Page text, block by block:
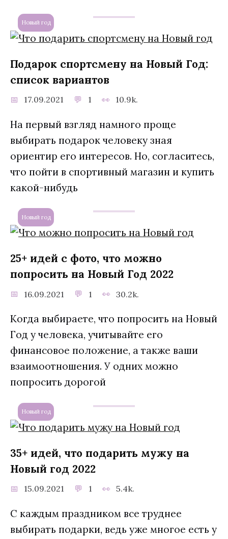
Новый год
Подарок спортсмену на Новый Год:
cписок вариантов
17.09.2021 1 10.9k.
На первый взгляд намного проще
выбирать подарок человеку зная
ориентир его интересов. Но, согласитесь,
что пойти в спортивный магазин и купить
какой-нибудь
Новый год
25+ идей с фото, что можно
попросить на Новый Год 2022
16.09.2021 1 30.2k.
Когда выбираете, что попросить на Новый
Год у человека, учитывайте его
финансовое положение, а также ваши
взаимоотношения. У одних можно
попросить дорогой
Новый год
35+ идей, что подарить мужу на
Новый год 2022
15.09.2021 1 5.4k.
С каждым праздником все труднее
выбирать подарки, ведь уже многое есть у